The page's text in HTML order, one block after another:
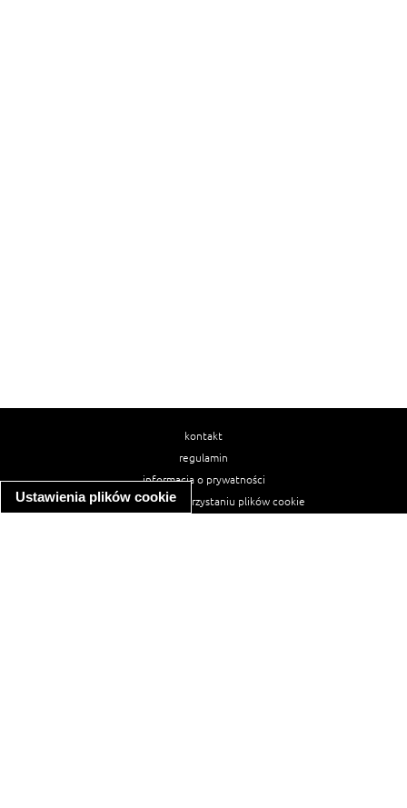
Ustawienia plików cookie
kontakt
regulamin
informacja o prywatności
informacja o wykorzystaniu plików cookie